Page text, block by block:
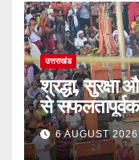
उत्तराखंड
श्रद्धा,
से सफलतापूर्वक
यात्रा
6 AUGUST 2026